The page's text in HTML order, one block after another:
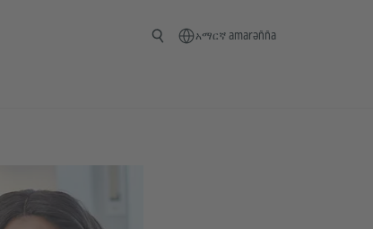
አማርኛ amarəñña